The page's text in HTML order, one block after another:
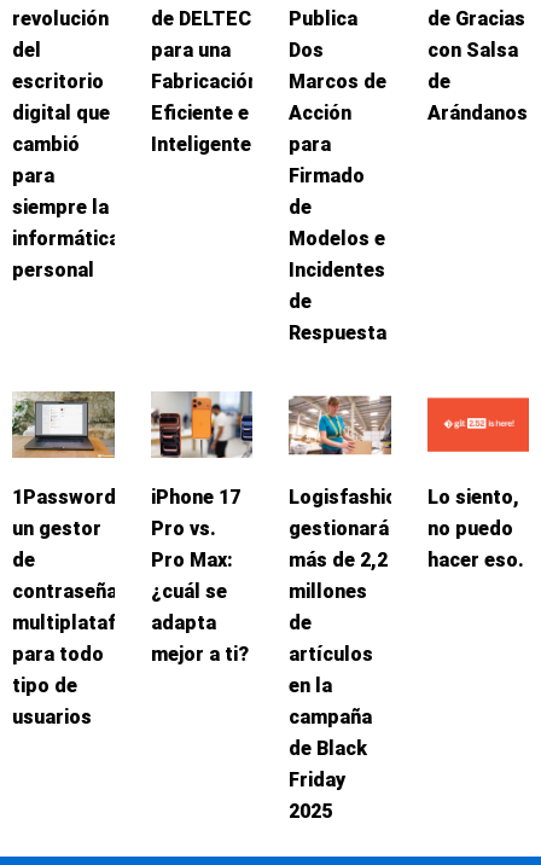
revolución
del
escritorio
digital que
cambió
para
siempre la
informática
personal
de DELTEC
para una
Fabricación
Eficiente e
Inteligente
Publica
Dos
Marcos de
Acción
para
Firmado
de
Modelos e
Incidentes
de
Respuesta
de Gracias
con Salsa
de
Arándanos
1Password:
un gestor
de
contraseñas
multiplataforma
para todo
tipo de
usuarios
iPhone 17
Pro vs.
Pro Max:
¿cuál se
adapta
mejor a ti?
Logisfashion
gestionará
más de 2,2
millones
de
artículos
en la
campaña
de Black
Friday
2025
Lo siento,
no puedo
hacer eso.